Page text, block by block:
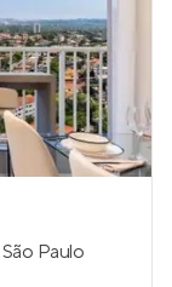
São Paulo